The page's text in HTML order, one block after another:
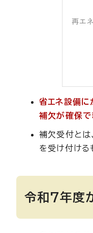
省エネ設備に
補欠が確保で
補欠受付とは
を受け付ける
令和7年度